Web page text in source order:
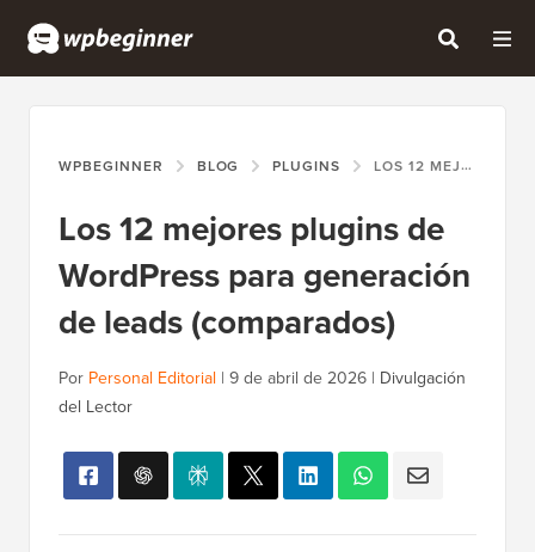
WPBEGINNER BLOG PLUGINS LOS 12 MEJORES PLUGINS DE WORDPRESS PARA GENERACIÓN DE LEADS (COMPARADOS)
Los 12 mejores plugins de
WordPress para generación
de leads (comparados)
Por Personal Editorial | 9 de abril de 2026 | Divulgación
del Lector